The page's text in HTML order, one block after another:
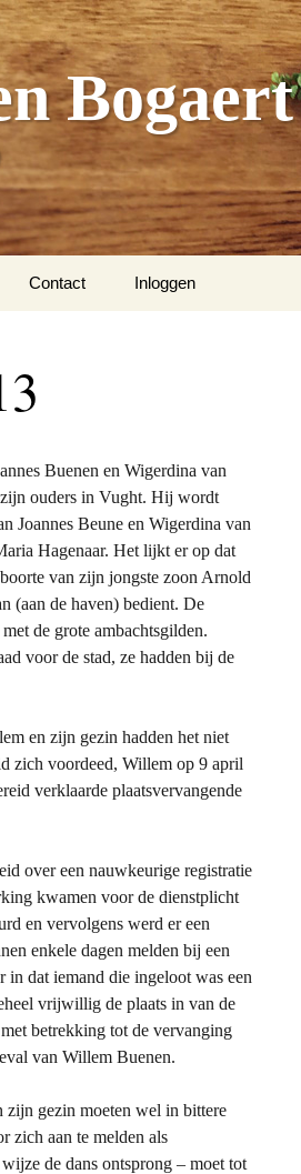
Bogaert
Contact
Inloggen
Buenen en Wigerdina van
ouders in Vught. Hij wordt
Joannes Beune en Wigerdina van
Hagenaar. Het lijkt er op dat
van zijn jongste zoon Arnold
(aan de haven) bedient. De
de grote ambachtsgilden.
voor de stad, ze hadden bij de
en zijn gezin hadden het niet
zich voordeed, Willem op 9 april
verklaarde plaatsvervangende
over een nauwkeurige registratie
kwamen voor de dienstplicht
en vervolgens werd er een
enkele dagen melden bij een
dat iemand die ingeloot was een
vrijwillig de plaats in van de
betrekking tot de vervanging
van Willem Buenen.
zijn gezin moeten wel in bittere
zich aan te melden als
de dans ontsprong – moet tot